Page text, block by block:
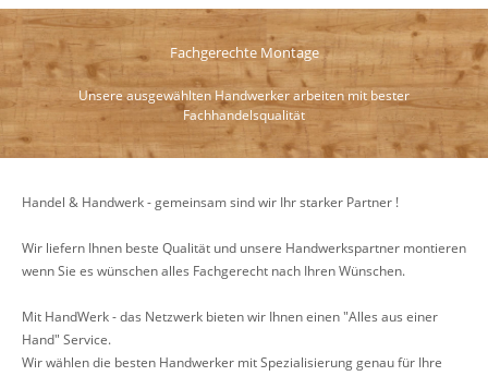
Fachgerechte Montage
Unsere ausgewählten Handwerker arbeiten mit bester
Fachhandelsqualität
Handel & Handwerk - gemeinsam sind wir Ihr starker Partner !
Wir liefern Ihnen beste Qualität und unsere Handwerkspartner montieren
wenn Sie es wünschen alles Fachgerecht nach Ihren Wünschen.
Mit HandWerk - das Netzwerk bieten wir Ihnen einen "Alles aus einer
Hand" Service.
Wir wählen die besten Handwerker mit Spezialisierung genau für Ihre